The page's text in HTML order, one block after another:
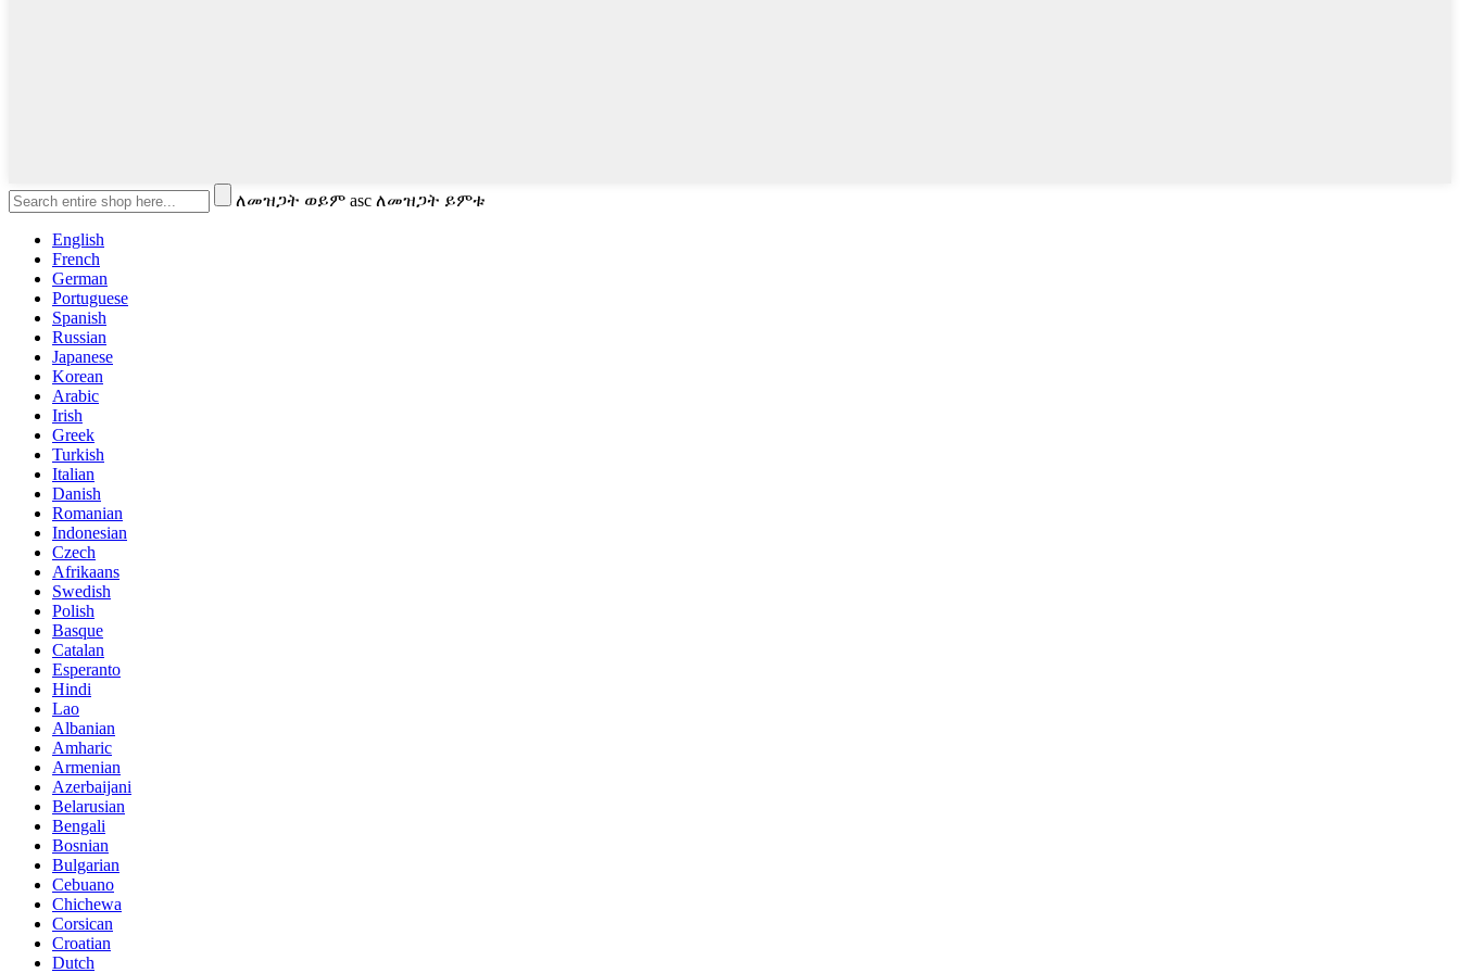
ለመዝጋት ወይም asc ለመዝጋት ይምቱ
English
French
German
Portuguese
Spanish
Russian
Japanese
Korean
Arabic
Irish
Greek
Turkish
Italian
Danish
Romanian
Indonesian
Czech
Afrikaans
Swedish
Polish
Basque
Catalan
Esperanto
Hindi
Lao
Albanian
Amharic
Armenian
Azerbaijani
Belarusian
Bengali
Bosnian
Bulgarian
Cebuano
Chichewa
Corsican
Croatian
Dutch